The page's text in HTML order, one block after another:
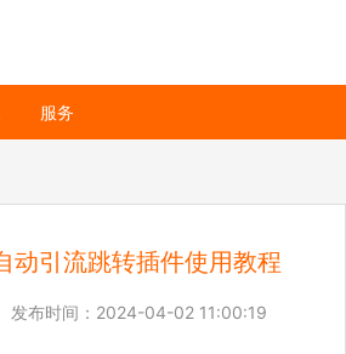
服务
动引流跳转插件使用教程
发布时间： 2024-04-02 11:00:19